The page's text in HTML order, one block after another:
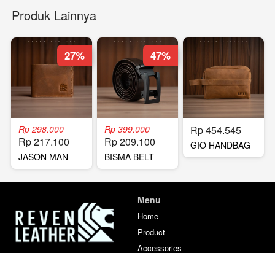
Produk Lainnya
Rp 298.000
Rp 217.100
JASON MAN
WALLET
27%
Rp 399.000
Rp 209.100
BISMA BELT
47%
Rp 454.545
GIO HANDBAG
Menu
Home
Product
Accessories